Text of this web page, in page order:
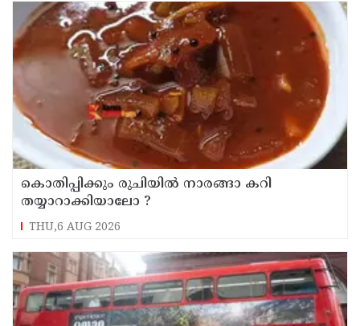
കൊതിപ്പിക്കും രുചിയിൽ നാരങ്ങാ കറി
തയ്യാറാക്കിയാലോ ?
THU,6 AUG 2026